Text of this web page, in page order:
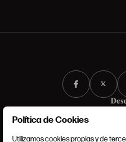
Política de Cookies
Utilizamos cookies propias y de